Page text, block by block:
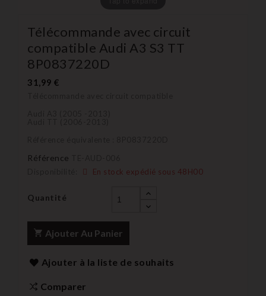
Télécommande avec circuit
compatible Audi A3 S3 TT
8P0837220D
31,99 €
Référence
En stock expédié sous 48H00
Quantité
Ajouter Au Panier
Ajouter à la liste de souhaits
Comparer